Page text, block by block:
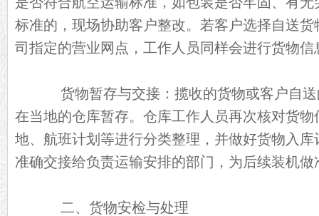
标准的，现场协助客户整改。若客户选择自送
司指定的营业网点，工作人员同样会进行货物
货物暂存与交接：揽收的货物或客户自送
在当地的仓库暂存。仓库工作人员再次核对货
地、航班计划等进行分类整理，并做好货物入
准确交接给负责运输安排的部门，为后续装机做
二、货物安检与处理